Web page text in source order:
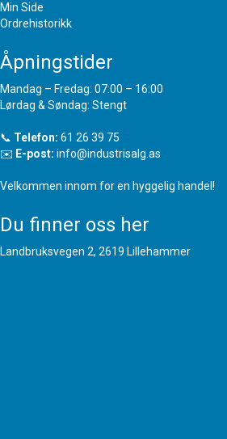
Min Side
Ordrehistorikk
Åpningstider
Mandag – Fredag: 07:00 – 16:00
Lørdag & Søndag: Stengt
📞 Telefon: 61 26 39 75
✉️ E-post: info@industrisalg.as
Velkommen innom for en hyggelig handel!
Du finner oss her
Landbruksvegen 2, 2619 Lillehammer